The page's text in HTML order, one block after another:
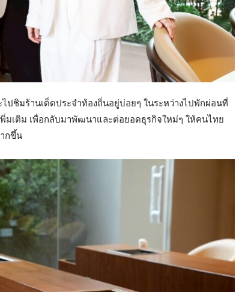
ชิมร้านเด็ดประจำท้องถิ่นอยู่บ่อยๆ ในระหว่างไปพักผ่อนที่
มเติม เพื่อกลับมาพัฒนาและต่อยอดธุรกิจใหม่ๆ ให้คนไทย
กขึ้น